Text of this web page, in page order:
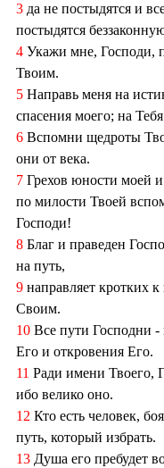
3 да не постыдятся и
постыдятся
4 Укажи мне, Господи,
Твоим.
5 Направь меня на
спасения моего; на
6 Вспомни щедроты
они от века.
7 Грехов юности моей
по милости Твоей
Господи!
8 Благ и праведен
на путь,
9 направляет кротких
Своим.
10 Все пути Господни -
Его и откровения Его.
11 Ради имени Твоего,
ибо велико оно.
12 Кто есть человек,
путь, который избрать.
13 Душа его пребудет